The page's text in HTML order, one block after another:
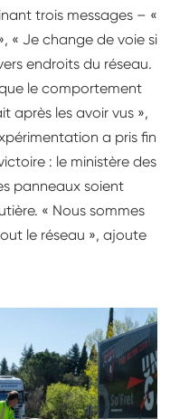
trois messages – «
« Je change de voie si
endroits du réseau.
le comportement
après les avoir vus »,
a pris fin
: le ministère des
panneaux soient
« Nous sommes
le réseau », ajoute